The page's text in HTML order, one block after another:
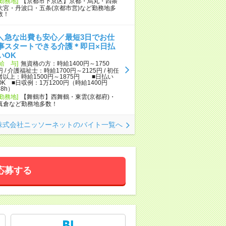
宮・丹波口・五条(京都市営)など勤務地多
！
急な出費も安心／最短3日でお仕
スタートできる介護＊即日×日払
OK
与] 無資格の方：時給1400円～1750
/ 介護福祉士：時給1700円～2125円 / 初任
以上：時給1500円～1875円 ■日払い
■日収例：1万1200円（時給1400円
）
務地]
【舞鶴市】西舞鶴・東雲(京都府)・
倉など勤務地多数！
式会社ニッソーネットのバイト一覧へ
募する